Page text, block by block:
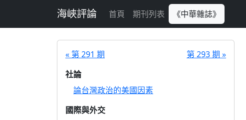
海峽評論 首頁 期刊列表 《中華雜誌》
« 第 291 期
第 293 期 »
社論
論台灣政治的美國因素
國際與外交